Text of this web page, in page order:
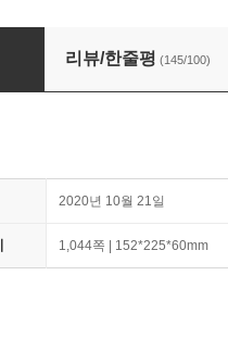
초+필수+고난도 세트(전 3
리뷰/한줄평 (145/100)
2020년 10월 21일
1,044쪽 | 152*225*60mm